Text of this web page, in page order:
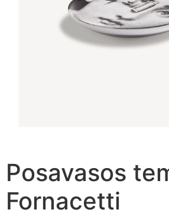
Posavasos
Fornacetti